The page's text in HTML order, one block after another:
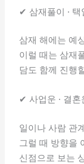
✔ 삼재풀이 · 택
삼재 해에는 예
이럴 때는 삼재
담도 함께 진행
✔ 사업운 · 결혼
일이나 사람 관
그럴 때 방향을
신점으로 보는